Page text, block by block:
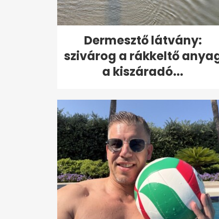
Dermesztő látvány:
szivárog a rákkeltő
a kiszáradó...